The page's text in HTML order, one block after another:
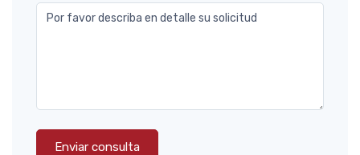
Por favor describa en detalle su solicitud
Enviar consulta